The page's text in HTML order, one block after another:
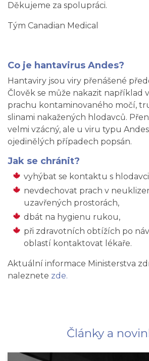
Děkujeme za spolupráci.
Tým Canadian Medical
Co je hantavirus Andes?
Hantaviry jsou viry přenášené
Člověk se může nakazit například
prachu kontaminovaného močí,
slinami nakažených hlodavců.
velmi vzácný, ale u viru typu
ojedinělých případech popsán.
Jak se chránit?
vyhýbat se kontaktu s
nevdechovat prach v
uzavřených prostorách,
dbát na hygienu rukou,
při zdravotních obtížích po
oblastí kontaktovat lékaře.
Aktuální informace Ministerstva
naleznete zde.
Články a